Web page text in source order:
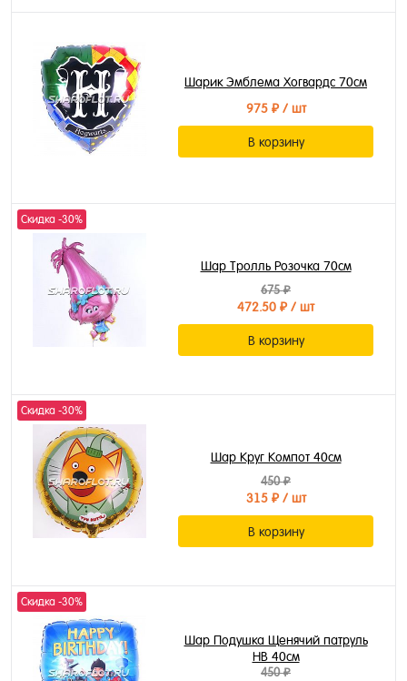
Шарик Эмблема Хогвардс 70см
975 ₽/ шт
В корзину
Скидка -30%
Шар Тролль Розочка 70см
675 ₽
472.50 ₽/ шт
В корзину
Скидка -30%
Шар Круг Компот 40см
450 ₽
315 ₽/ шт
В корзину
Скидка -30%
Шар Подушка Щенячий патруль
HB 40см
450 ₽